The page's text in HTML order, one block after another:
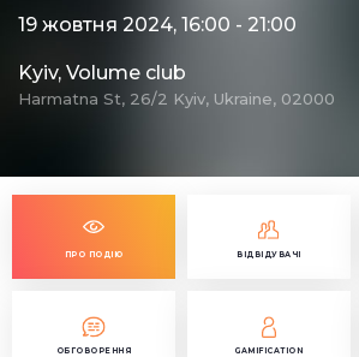
19 жовтня 2024, 16:00 - 21:00
Kyiv, Volume club
Harmatna St, 26/2 Kyiv, Ukraine, 02000
ПРО ПОДІЮ ВІДВІДУВАЧІ
ОБГОВОРЕННЯ GAMIFICATION